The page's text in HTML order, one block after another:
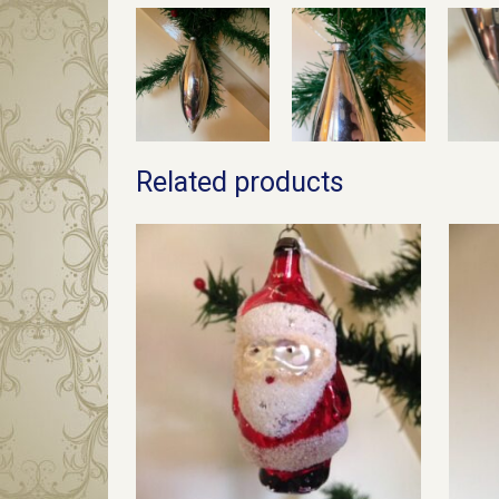
Related products